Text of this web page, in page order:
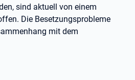
sind aktuell von einem
Die Besetzungsprobleme
mit dem